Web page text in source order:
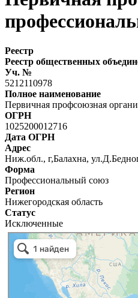
Реестр
Реестр общественных
Уч. №
5212110978
Полное наименование
Первичная профсоюзная
ОГРН
1025200012716
Дата ОГРН
Адрес
Ниж.обл., г,Балахна,
Форма
Профессиональный союз
Регион
Нижегородская область
Статус
Исключенные